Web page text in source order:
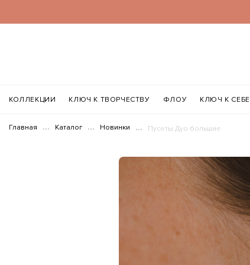
КОЛЛЕКЦИИ КЛЮЧ К ТВОРЧЕСТВУ ФЛОУ КЛЮЧ К СЕБЕ
Главная Каталог Новинки Пусеты Дуо большие